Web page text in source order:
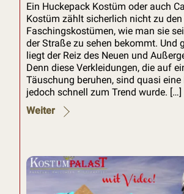
Ein Huckepack Kostüm oder auch
Kostüm zählt sicherlich nicht zu
Faschingskostümen, wie man sie
der Straße zu sehen bekommt. Und
liegt der Reiz des Neuen und
Denn diese Verkleidungen, die auf
Täuschung beruhen, sind quasi eine
jedoch schnell zum Trend wurde. […]
Weiter